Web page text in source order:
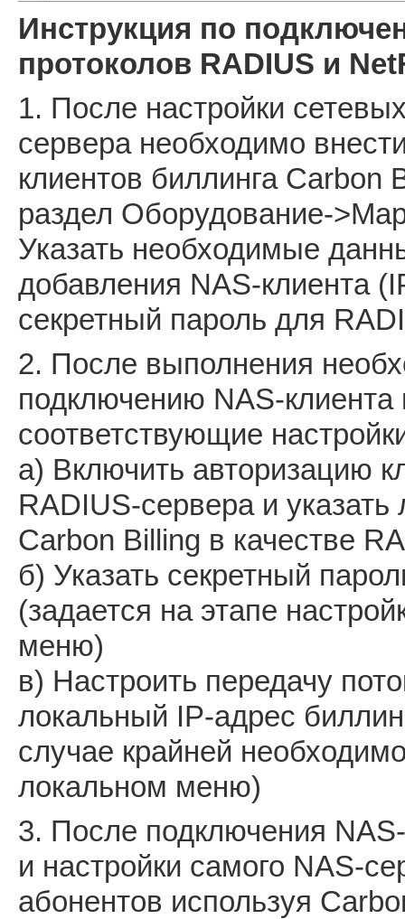
Инструкция по
протоколов RADIUS и
1. После настройки
сервера необходимо
клиентов биллинга Carbon
раздел Оборудование-
Указать необходимые
добавления NAS-клиента
секретный пароль для
2. После выполнения
подключению NAS-клиента
соответствующие
а) Включить авторизацию
RADIUS-сервера и
Carbon Billing в качестве
б) Указать секретный
(задается на этапе
меню)
в) Настроить передачу
локальный IP-адрес
случае крайней
локальном меню)
3. После подключения
и настройки самого NAS-
абонентов используя